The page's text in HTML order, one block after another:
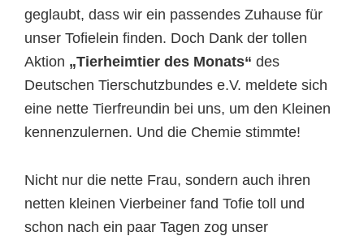
geglaubt, dass wir ein passendes Zuhause für
unser Tofielein finden. Doch Dank der tollen
Aktion „Tierheimtier des Monats“ des
Deutschen Tierschutzbundes e.V. meldete sich
eine nette Tierfreundin bei uns, um den Kleinen
kennenzulernen. Und die Chemie stimmte!
Nicht nur die nette Frau, sondern auch ihren
netten kleinen Vierbeiner fand Tofie toll und
schon nach ein paar Tagen zog unser